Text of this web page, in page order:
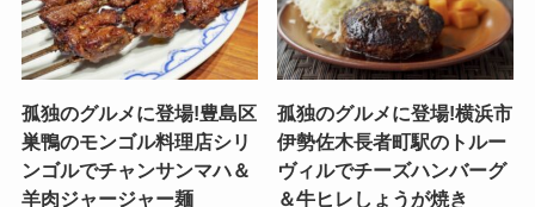
孤独のグルメに登場!豊島区
巣鴨のモンゴル料理店シリ
ンゴルでチャンサンマハ＆
羊肉ジャージャー麺
孤独のグルメに登場!横浜市
伊勢佐木長者町駅のトルー
ヴィルでチーズハンバーグ
＆牛ヒレしょうが焼き